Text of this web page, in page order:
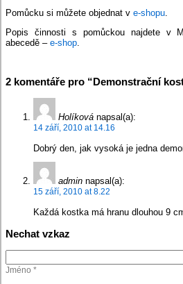
Pomůcku si můžete objednat ve-shopu
Popis činnosti s pomůckou najdete v
abecedě –e-shop
2 komentáře pro “Demonstrační
Holíková napsal(a):
14 září, 2010 at 14.16
Dobrý den, jak vysoká je jedna
admin napsal(a):
15 září, 2010 at 8.22
Každá kostka má hranu dlouhou 9
Nechat vzkaz
Jméno *